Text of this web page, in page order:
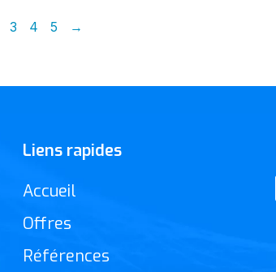
3 4 5 →
Liens rapides
Accueil
Offres
Références